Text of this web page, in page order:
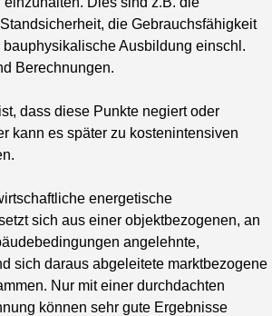
die Gebrauchsfähigkeit
Ausbildung einschl.
Berechnungen.
dass diese Punkte negiert oder
kann es später zu kostenintensiven
energetische
sich aus einer objektbezogenen, an
angelehnte,
sich daraus abgeleitete marktbezogene
Nur mit einer durchdachten
können sehr gute Ergebnisse